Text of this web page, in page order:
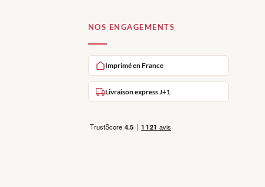
NOS ENGAGEMENTS
Imprimé en France
Livraison express J+1